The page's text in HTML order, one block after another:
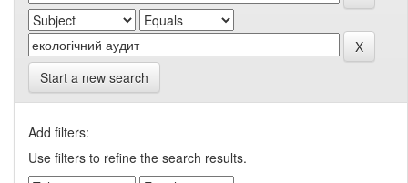
Start a new search
Add filters:
Use filters to refine the search results.